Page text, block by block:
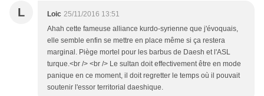
L Loic 25/11/2016 13:51
Ahah cette fameuse alliance kurdo-syrienne que j'évoquais,
elle semble enfin se mettre en place même si ça restera
marginal. Piège mortel pour les barbus de Daesh et l'ASL
turque.<br /> <br /> Le sultan doit effectivement être en mode
panique en ce moment, il doit regretter le temps où il pouvait
soutenir l'essor territorial daeshique.